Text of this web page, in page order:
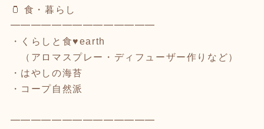
🫙 食・暮らし
━━━━━━━━━━━━━━
・くらしと食♥earth
（アロマスプレー・ディフューザー作りなど）
・はやしの海苔
・コープ自然派
━━━━━━━━━━━━━━